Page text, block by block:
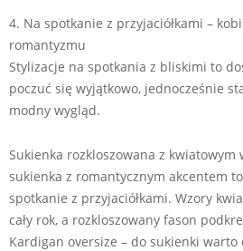
4. Na spotkanie z przyjaciółkami –
romantyzmu
Stylizacje na spotkania z bliskimi to
poczuć się wyjątkowo, jednocześnie
modny wygląd.
Sukienka rozkloszowana z kwiatowym
sukienka z romantycznym akcentem
spotkanie z przyjaciółkami. Wzory
cały rok, a rozkloszowany fason
Kardigan oversize – do sukienki warto